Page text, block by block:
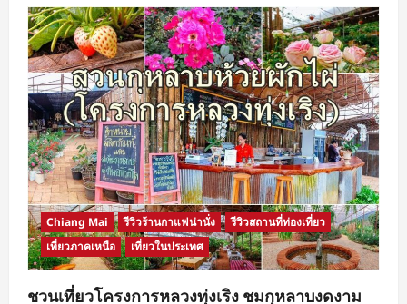
นั่ง
รถไฟ
รุ่น
ใหม่
สาย
อุตรา
วิถี
เที่ยว
เชียงใหม่
ขึ้น
อ่าง
ขาง
พัก
อ่าง
ขาง
วิลล่า
เป็น
จิต
อาสา
แจก
ขนม
เด็ก
บน
Chiang Mai รีวิวร้านกาแฟน่านั่ง
รีวิวสถานที่ท่องเที่ยว
เที่ยวภาคเหนือ
เที่ยวในประเทศ
ชวนเที่ยวโครงการหลวงทุ่งเริง ชมกุหลาบงดงาม